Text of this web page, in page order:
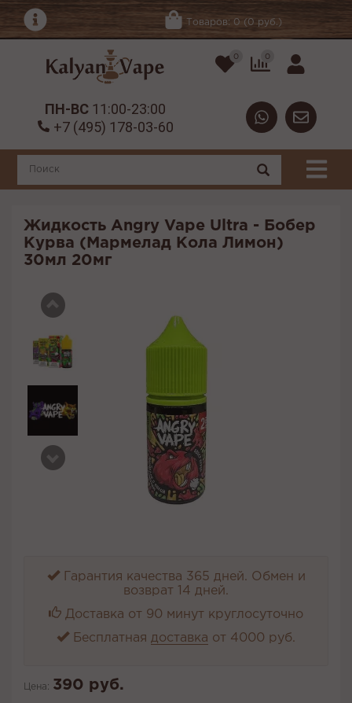
Товаров: 0 (0 руб.)
0 0
ПН-ВС 11:00-23:00
+7 (495) 178-03-60
Жидкость Angry Vape Ultra - Бобер
Курва (Мармелад Кола Лимон)
30мл 20мг
Гарантия качества 365 дней. Обмен и
возврат 14 дней.
Доставка от 90 минут круглосуточно
Бесплатная доставка от 4000 руб.
Цена: 390 руб.